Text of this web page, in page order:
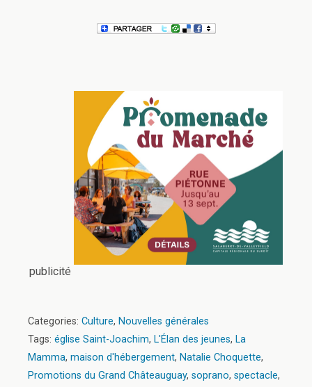
publicité
Categories: Culture, Nouvelles générales
Tags: église Saint-Joachim, L'Élan des jeunes, La
Mamma, maison d'hébergement, Natalie Choquette,
Promotions du Grand Châteauguay, soprano, spectacle,